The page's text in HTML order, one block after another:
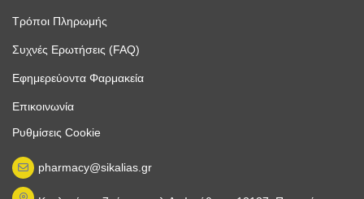
Τρόποι Πληρωμής
Συχνές Ερωτήσεις (FAQ)
Εφημερεύοντα Φαρμακεία
Επικοινωνία
Ρυθμίσεις Cookie
pharmacy@sikalias.gr